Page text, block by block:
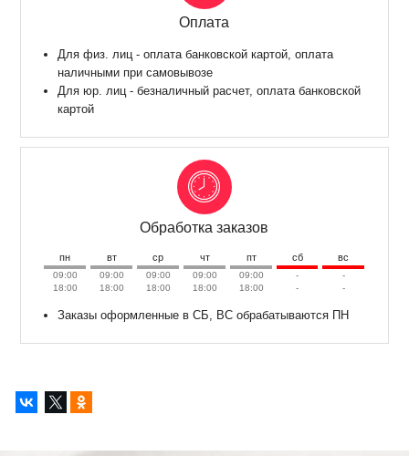
Оплата
Для физ. лиц - оплата банковской картой, оплата
наличными при самовывозе
Для юр. лиц - безналичный расчет, оплата банковской
картой
Обработка заказов
пн вт ср чт пт сб вс
09:00
18:00
09:00
18:00
09:00
18:00
09:00
18:00
09:00
18:00
-
-
-
-
Заказы оформленные в СБ, ВС обрабатываются ПН